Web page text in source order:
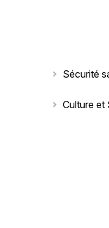
Sécurité
Culture et